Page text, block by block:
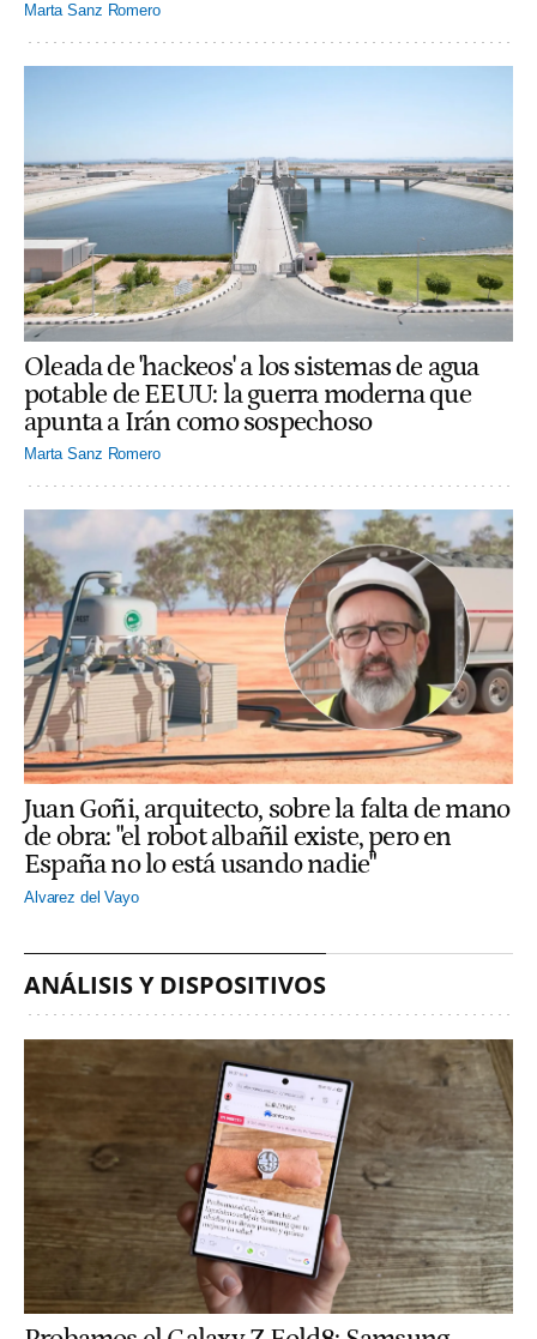
Marta Sanz Romero
Oleada de 'hackeos' a los sistemas de agua
potable de EEUU: la guerra moderna que
apunta a Irán como sospechoso
Marta Sanz Romero
Juan Goñi, arquitecto, sobre la falta de mano
de obra: "el robot albañil existe, pero en
España no lo está usando nadie"
Alvarez del Vayo
ANÁLISIS Y DISPOSITIVOS